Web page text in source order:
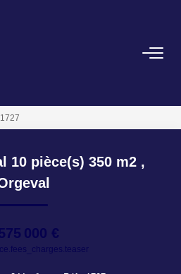
LA BAULE
10 pièce(s) 350 m2 ,
000 €